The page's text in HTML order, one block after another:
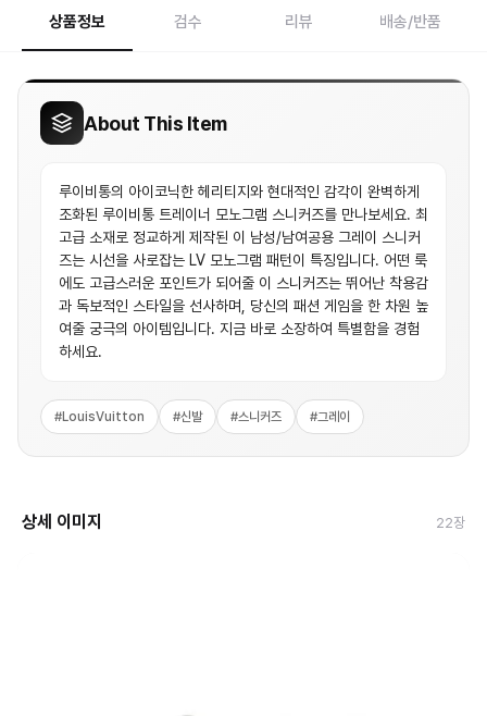
상품정보 검수 리뷰 배송/반품
About This Item
루이비통의 아이코닉한 헤리티지와 현대적인 감각이 완벽하게
조화된 루이비통 트레이너 모노그램 스니커즈를 만나보세요. 최
고급 소재로 정교하게 제작된 이 남성/남여공용 그레이 스니커
즈는 시선을 사로잡는 LV 모노그램 패턴이 특징입니다. 어떤 룩
에도 고급스러운 포인트가 되어줄 이 스니커즈는 뛰어난 착용감
과 독보적인 스타일을 선사하며, 당신의 패션 게임을 한 차원 높
여줄 궁극의 아이템입니다. 지금 바로 소장하여 특별함을 경험
하세요.
#LouisVuitton #신발 #스니커즈 #그레이
상세 이미지 22장